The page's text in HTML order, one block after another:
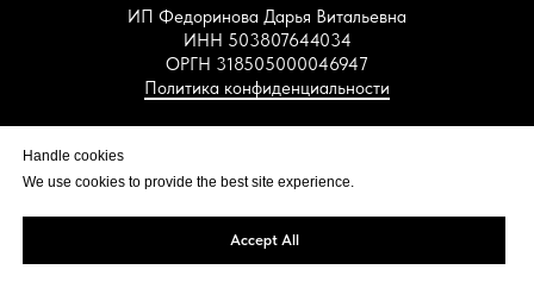
ИП Федоринова Дарья Витальевна
ИНН 503807644034
ОРГН 318505000046947
Политика конфиденциальности
Handle cookies
We use cookies to provide the best site experience.
Accept All